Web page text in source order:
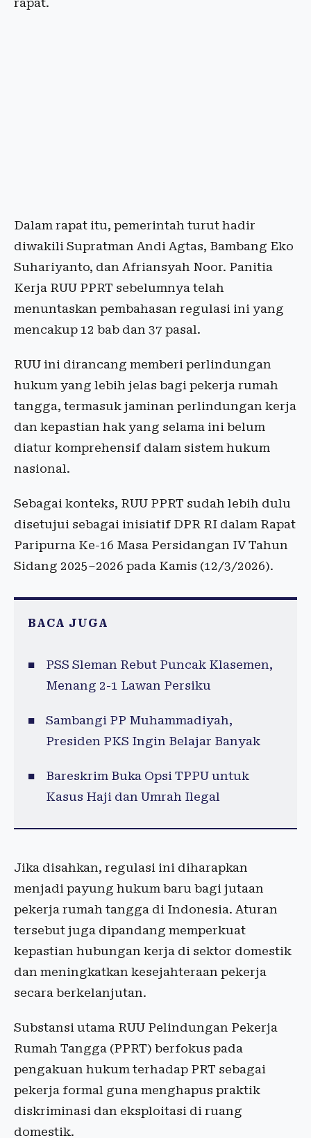
rapat.
Dalam rapat itu, pemerintah turut hadir
diwakili Supratman Andi Agtas, Bambang Eko
Suhariyanto, dan Afriansyah Noor. Panitia
Kerja RUU PPRT sebelumnya telah
menuntaskan pembahasan regulasi ini yang
mencakup 12 bab dan 37 pasal.
RUU ini dirancang memberi perlindungan
hukum yang lebih jelas bagi pekerja rumah
tangga, termasuk jaminan perlindungan kerja
dan kepastian hak yang selama ini belum
diatur komprehensif dalam sistem hukum
nasional.
Sebagai konteks, RUU PPRT sudah lebih dulu
disetujui sebagai inisiatif DPR RI dalam Rapat
Paripurna Ke-16 Masa Persidangan IV Tahun
Sidang 2025–2026 pada Kamis (12/3/2026).
BACA JUGA
PSS Sleman Rebut Puncak Klasemen,
Menang 2-1 Lawan Persiku
Sambangi PP Muhammadiyah,
Presiden PKS Ingin Belajar Banyak
Bareskrim Buka Opsi TPPU untuk
Kasus Haji dan Umrah Ilegal
Jika disahkan, regulasi ini diharapkan
menjadi payung hukum baru bagi jutaan
pekerja rumah tangga di Indonesia. Aturan
tersebut juga dipandang memperkuat
kepastian hubungan kerja di sektor domestik
dan meningkatkan kesejahteraan pekerja
secara berkelanjutan.
Substansi utama RUU Pelindungan Pekerja
Rumah Tangga (PPRT) berfokus pada
pengakuan hukum terhadap PRT sebagai
pekerja formal guna menghapus praktik
diskriminasi dan eksploitasi di ruang
domestik.